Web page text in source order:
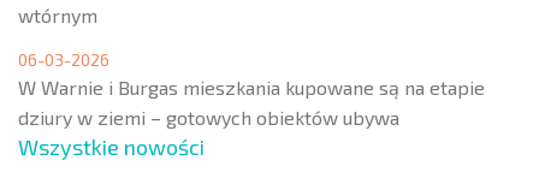
wtórnym
06-03-2026
W Warnie i Burgas mieszkania kupowane są na etapie
dziury w ziemi – gotowych obiektów ubywa
Wszystkie nowości